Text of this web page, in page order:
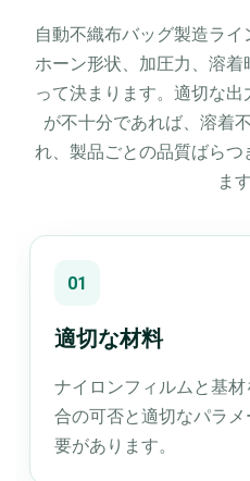
自動不織布バッグ製造ライ
ホーン形状、加圧力、溶
って決まります。適切な
が不十分であれば、溶着
れ、製品ごとの品質ばらつ
ます
01
適切な材料
ナイロンフィルムと基
合の可否と適切なパラ
要があります。